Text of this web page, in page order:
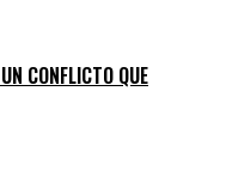
CONFLICTO QUE